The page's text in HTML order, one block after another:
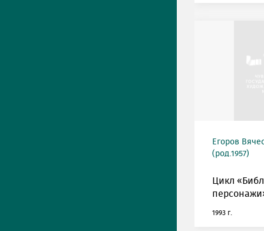
Егоров
(род.1957)
Цикл
1993 г.